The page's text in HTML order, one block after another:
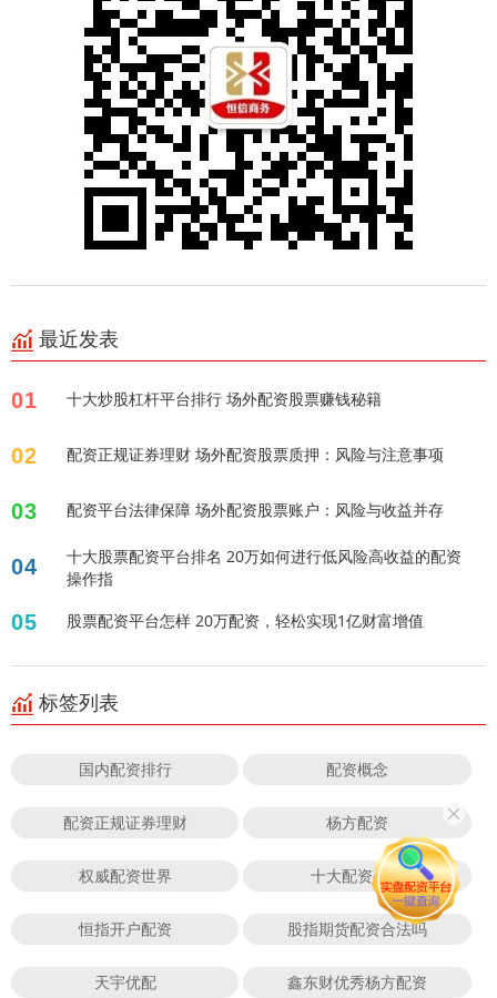
最近发表
01 十大炒股杠杆平台排行 场外配资股票赚钱秘籍
02 配资正规证券理财 场外配资股票质押：风险与注意事项
03 配资平台法律保障 场外配资股票账户：风险与收益并存
04
十大股票配资平台排名 20万如何进行低风险高收益的配资
操作指
05 股票配资平台怎样 20万配资，轻松实现1亿财富增值
标签列表
国内配资排行 配资概念
配资正规证券理财 杨方配资
权威配资世界 十大配资公司
恒指开户配资 股指期货配资合法吗
天宇优配 鑫东财优秀杨方配资